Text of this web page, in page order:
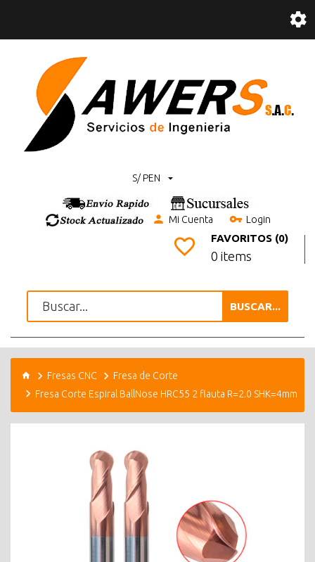
S/ PEN
Mi Cuenta Login
FAVORITOS (0)
0 items
BUSCAR...
Fresas CNC
Fresa de Corte
Fresa Corte Espiral BallNose HRC55 2 flauta R=2.0 SHK=4mm